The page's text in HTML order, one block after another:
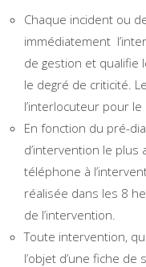
Chaque incident ou
immédiatement
de gestion et
le degré de criticité.
l’interlocuteur pour le
En fonction du pré-
d’intervention le plus
téléphone à
réalisée dans les 8
de l’intervention.
Toute intervention,
l’objet d’une fiche